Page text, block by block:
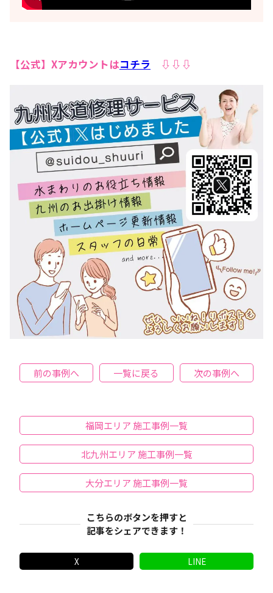
【公式】Xアカウントはコチラ ⇩⇩⇩
前の事例へ 一覧に戻る 次の事例へ
福岡エリア 施工事例一覧
北九州エリア 施工事例一覧
大分エリア 施工事例一覧
こちらのボタンを押すと
記事をシェアできます！
X LINE